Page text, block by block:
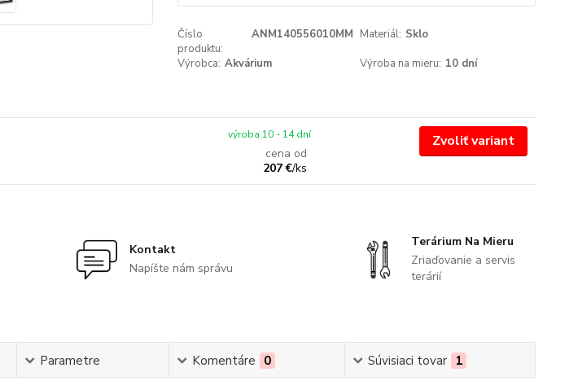
Číslo
produktu:
ANM140556010MM Materiál: Sklo
Výrobca: Akvárium Výroba na mieru: 10 dní
cena od
207 €/ks
výroba 10 - 14 dní Zvoliť variant
Kontakt
Napíšte nám správu
Terárium Na Mieru
Zriaďovanie a servis
terárií
Parametre Komentáre 0 Súvisiaci tovar 1